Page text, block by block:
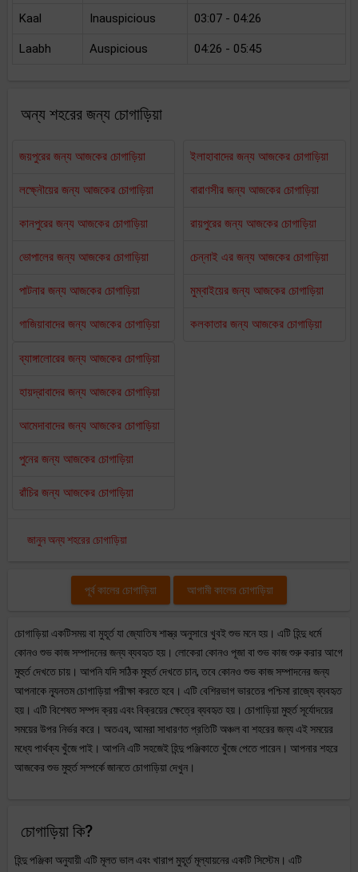
Kaal Inauspicious 03:07 - 04:26
Laabh Auspicious 04:26 - 05:45
অন্য শহরের জন্য চোগাড়িয়া
জয়পুরের জন্য আজকের চোগাড়িয়া
লক্ষ্নৌয়ের জন্য আজকের চোগাড়িয়া
কানপুরের জন্য আজকের চোগাড়িয়া
ভোপালের জন্য আজকের চোগাড়িয়া
পাটনার জন্য আজকের চোগাড়িয়া
গাজিয়াবাদের জন্য আজকের চোগাড়িয়া
ইলাহাবাদের জন্য আজকের চোগাড়িয়া
বারাণসীর জন্য আজকের চোগাড়িয়া
রায়পুরের জন্য আজকের চোগাড়িয়া
চেন্নাই এর জন্য আজকের চোগাড়িয়া
মুম্বাইয়ের জন্য আজকের চোগাড়িয়া
কলকাতার জন্য আজকের চোগাড়িয়া
ব্যাঙ্গালোরের জন্য আজকের চোগাড়িয়া
হায়দ্রাবাদের জন্য আজকের চোগাড়িয়া
আমেদাবাদের জন্য আজকের চোগাড়িয়া
পুনের জন্য আজকের চোগাড়িয়া
রাঁচির জন্য আজকের চোগাড়িয়া
জানুন অন্য শহরের চোগাড়িয়া
পূর্ব কালের চোগাড়িয়া আগামী কালের চোগাড়িয়া
চোগাড়িয়া একটিসময় বা মুহূর্ত যা জ্যোতিষ শাস্ত্র অনুসারে খুবই শুভ মনে হয়। এটি হিন্দু ধর্মে
কোনও শুভ কাজ সম্পাদনের জন্য ব্যবহৃত হয়। লোকেরা কোনও পূজা বা শুভ কাজ শুরু করার আগে
মুহুর্ত দেখতে চায়। আপনি যদি সঠিক মুহুর্ত দেখতে চান, তবে কোনও শুভ কাজ সম্পাদনের জন্য
আপনাকে ন্যূনতম চোগাড়িয়া পরীক্ষা করতে হবে। এটি বেশিরভাগ ভারতের পশ্চিমা রাজ্যে ব্যবহৃত
হয়। এটি বিশেষত সম্পদ ক্রয় এবং বিক্রয়ের ক্ষেত্রে ব্যবহৃত হয়। চোগাড়িয়া মুহুর্ত সূর্যোদয়ের
সময়ের উপর নির্ভর করে। অতএব, আমরা সাধারণত প্রতিটি অঞ্চল বা শহরের জন্য এই সময়ের
মধ্যে পার্থক্য খুঁজে পাই। আপনি এটি সহজেই হিন্দু পঞ্জিকাতে খুঁজে পেতে পারেন। আপনার শহরে
আজকের শুভ মুহুর্ত সম্পর্কে জানতে চোগাড়িয়া দেখুন।
চোগাড়িয়া কি?
হিন্দু পঞ্জিকা অনুযায়ী এটি মূলত ভাল এবং খারাপ মুহূর্ত মূল্যায়নের একটি সিস্টেম। এটি